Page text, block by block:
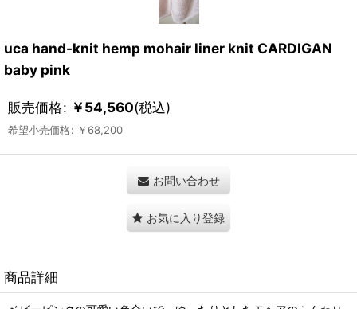
uca hand-knit hemp mohair liner knit CARDIGAN
baby pink
販売価格: ￥54,560(税込)
希望小売価格: ￥ 68,200
お問い合わせ
お気に入り登録
商品詳細